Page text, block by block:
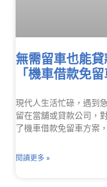
無需留車也能
「機車借款免
現代人生活忙碌，遇到
留在當舖或貸款公司，
了機車借款免留車方案
閱讀更多 »